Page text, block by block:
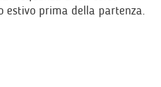
estivo prima della partenza.